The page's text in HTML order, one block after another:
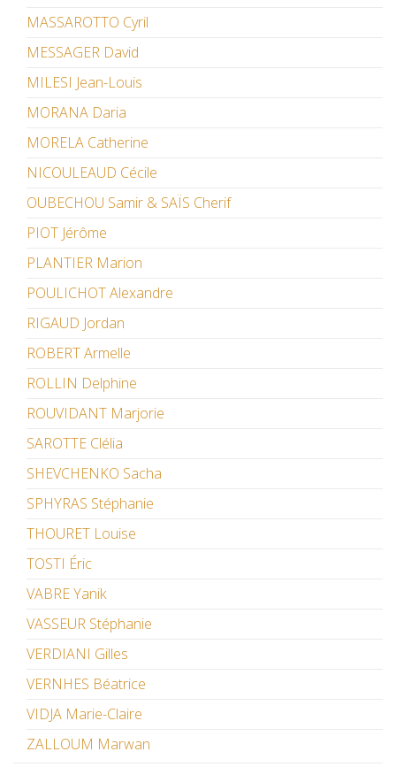
MASSAROTTO Cyril
MESSAGER David
MILESI Jean-Louis
MORANA Daria
MORELA Catherine
NICOULEAUD Cécile
OUBECHOU Samir & SAÏS Cherif
PIOT Jérôme
PLANTIER Marion
POULICHOT Alexandre
RIGAUD Jordan
ROBERT Armelle
ROLLIN Delphine
ROUVIDANT Marjorie
SAROTTE Clélia
SHEVCHENKO Sacha
SPHYRAS Stéphanie
THOURET Louise
TOSTI Éric
VABRE Yanik
VASSEUR Stéphanie
VERDIANI Gilles
VERNHES Béatrice
VIDJA Marie-Claire
ZALLOUM Marwan